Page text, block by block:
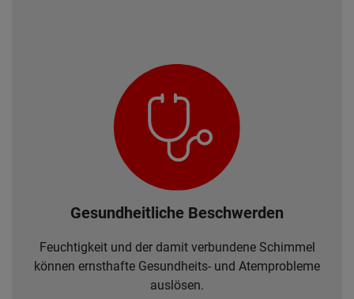
Gesundheitliche Beschwerden
Feuchtigkeit und der damit verbundene Schimmel
können ernsthafte Gesundheits- und Atemprobleme
auslösen.